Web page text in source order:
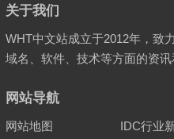
关于我们
WHT中文站成立于2012年，致
域名、软件、技术等方面的资讯
网站导航
网站地图 IDC行业